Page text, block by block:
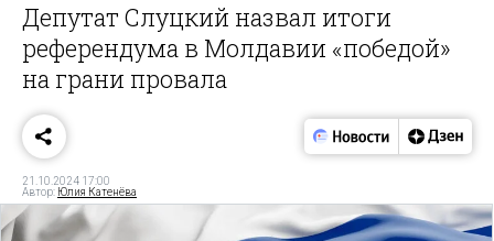
Депутат Слуцкий назвал итоги
референдума в Молдавии «победой»
на грани провала
21.10.2024 17:00
Автор: Юлия Катенёва